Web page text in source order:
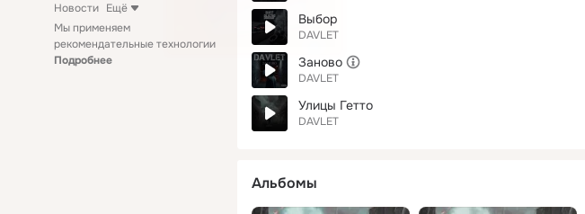
Новости Ещё
Мы применяем
рекомендательные технологии
Подробнее
Выбор
DAVLET
Заново
DAVLET
Улицы Гетто
DAVLET
Альбомы